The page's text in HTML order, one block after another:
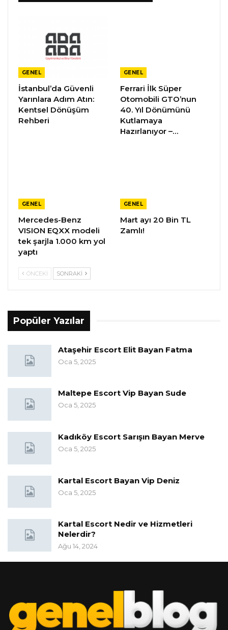
GENEL
İstanbul’da Güvenli
Yarınlara Adım Atın:
Kentsel Dönüşüm
Rehberi
GENEL
Ferrari İlk Süper
Otomobili GTO’nun
40. Yıl Dönümünü
Kutlamaya
Hazırlanıyor –…
GENEL
Mercedes-Benz
VISION EQXX modeli
tek şarjla 1.000 km yol
yaptı
GENEL
Mart ayı 20 Bin TL
Zamlı!
ÖNCEKI SONRAKI
Popüler Yazılar
Ataşehir Escort Elit Bayan Fatma
Oca 5, 2025
Maltepe Escort Vip Bayan Sude
Oca 5, 2025
Kadıköy Escort Sarışın Bayan Merve
Oca 5, 2025
Kartal Escort Bayan Vip Deniz
Oca 5, 2025
Kartal Escort Nedir ve Hizmetleri
Nelerdir?
Ağu 14, 2024